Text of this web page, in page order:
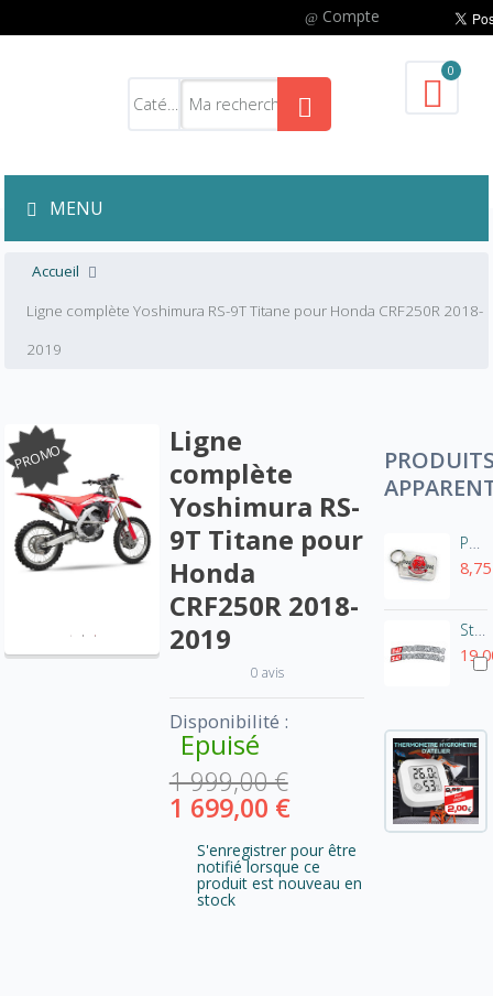
Compte
0
MENU
Accueil
Ligne complète Yoshimura RS-9T Titane pour Honda CRF250R 2018-
2019
PROMO
Ligne
complète
Yoshimura RS-
9T Titane pour
Honda
CRF250R 2018-
2019
0 avis
Disponibilité :
Epuisé
1 999,00 €
1 699,00 €
S'enregistrer pour être
notifié lorsque ce
produit est nouveau en
stock
Porte-clés Yoshimura
Stickers de garde-boue Yoshimura (la paire)